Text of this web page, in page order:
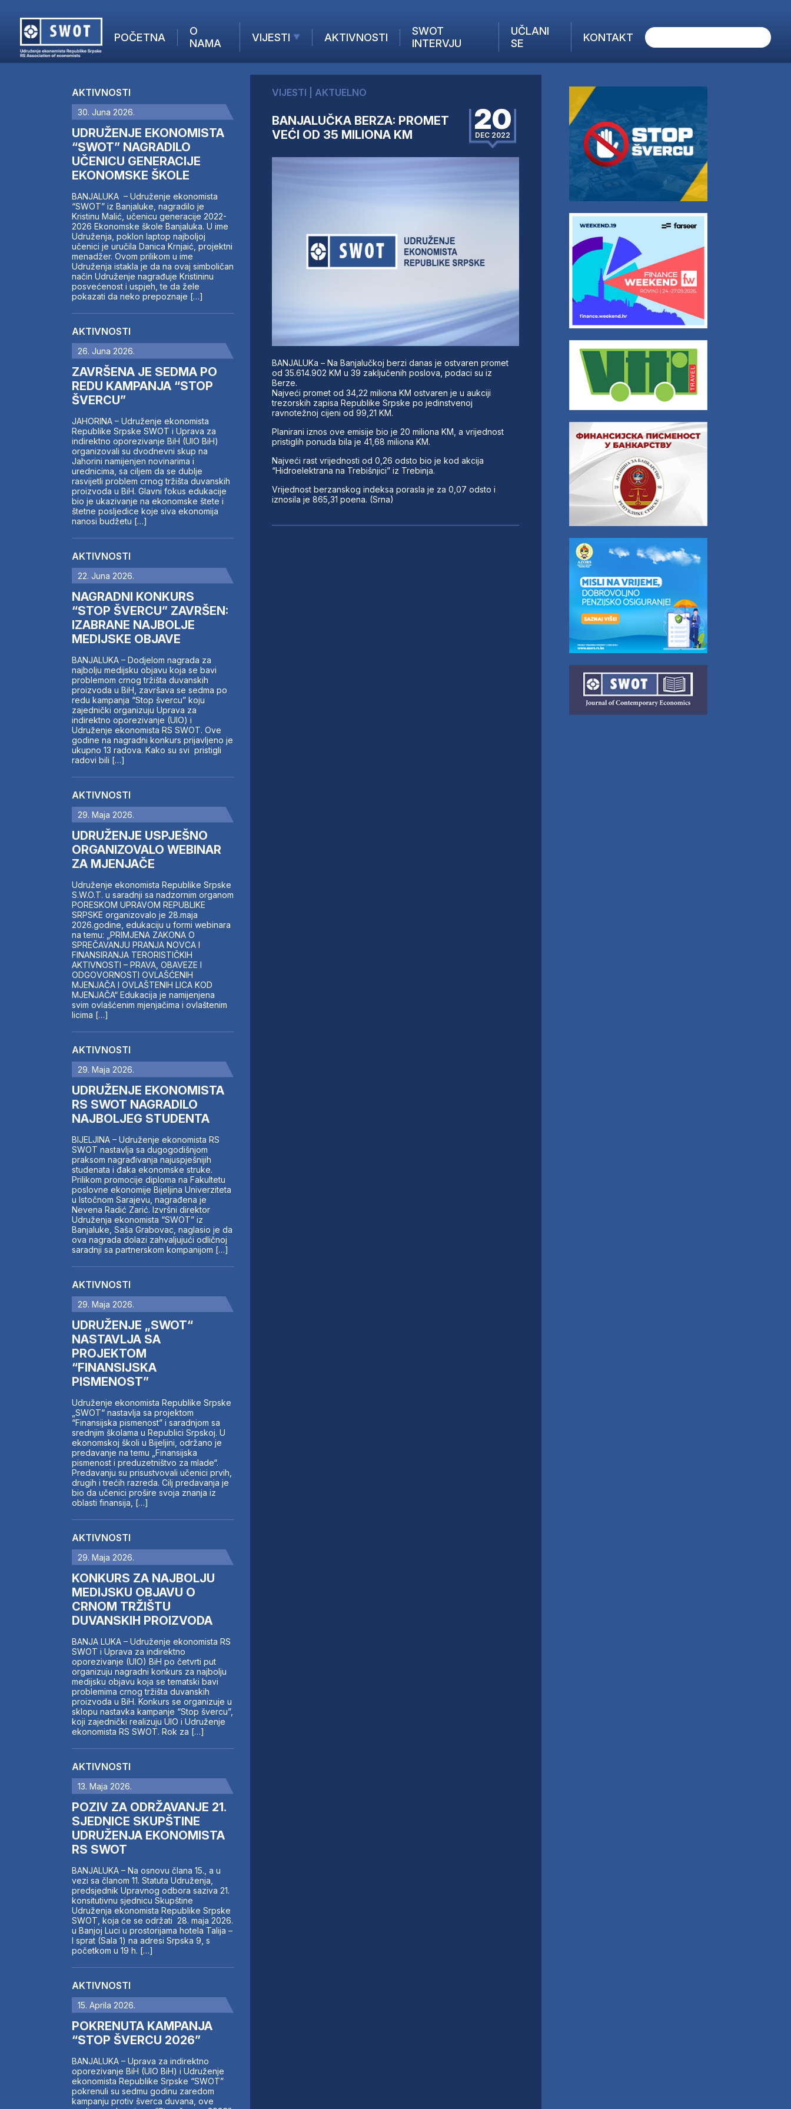
POČETNA
O
NAMA
VIJESTI
AKTUELNO
KOMPANIJE
FINANSIJE
IZ STRANIH MEDIJA
AKTIVNOSTI
SWOT
INTERVJU
UČLANI
SE
KONTAKT
AKTUELNO
ANALIZE
KOMPANIJE
FINANSIJE
IZ STRANIH MEDIJA
AKTIVNOSTI
SWOT INTERVJU
UČLANI SE
KONTAKT
AKTIVNOSTI
30. Juna 2026.
UDRUŽENJE EKONOMISTA
“SWOT” NAGRADILO
UČENICU GENERACIJE
EKONOMSKE ŠKOLE
BANJALUKA – Udruženje ekonomista
“SWOT” iz Banjaluke, nagradilo je
Kristinu Malić, učenicu generacije 2022-
2026 Ekonomske škole Banjaluka. U ime
Udruženja, poklon laptop najboljoj
učenici je uručila Danica Krnjaić, projektni
menadžer. Ovom prilikom u ime
Udruženja istakla je da na ovaj simboličan
način Udruženje nagrađuje Kristininu
posvećenost i uspjeh, te da žele
pokazati da neko prepoznaje […]
AKTIVNOSTI
26. Juna 2026.
ZAVRŠENA JE SEDMA PO
REDU KAMPANJA “STOP
ŠVERCU”
JAHORINA – Udruženje ekonomista
Republike Srpske SWOT i Uprava za
indirektno oporezivanje BiH (UIO BiH)
organizovali su dvodnevni skup na
Jahorini namijenjen novinarima i
urednicima, sa ciljem da se dublje
rasvijetli problem crnog tržišta duvanskih
proizvoda u BiH. Glavni fokus edukacije
bio je ukazivanje na ekonomske štete i
štetne posljedice koje siva ekonomija
nanosi budžetu […]
AKTIVNOSTI
22. Juna 2026.
NAGRADNI KONKURS
“STOP ŠVERCU” ZAVRŠEN:
IZABRANE NAJBOLJE
MEDIJSKE OBJAVE
BANJALUKA – Dodjelom nagrada za
najbolju medijsku objavu koja se bavi
problemom crnog tržišta duvanskih
proizvoda u BiH, završava se sedma po
redu kampanja “Stop švercu” koju
zajednički organizuju Uprava za
indirektno oporezivanje (UIO) i
Udruženje ekonomista RS SWOT. Ove
godine na nagradni konkurs prijavljeno je
ukupno 13 radova. Kako su svi pristigli
radovi bili […]
AKTIVNOSTI
29. Maja 2026.
UDRUŽENJE USPJEŠNO
ORGANIZOVALO WEBINAR
ZA MJENJAČE
Udruženje ekonomista Republike Srpske
S.W.O.T. u saradnji sa nadzornim organom
PORESKOM UPRAVOM REPUBLIKE
SRPSKE organizovalo je 28.maja
2026.godine, edukaciju u formi webinara
na temu: „PRIMJENA ZAKONA O
SPREČAVANJU PRANJA NOVCA I
FINANSIRANJA TERORISTIČKIH
AKTIVNOSTI – PRAVA, OBAVEZE I
ODGOVORNOSTI OVLAŠĆENIH
MJENJAČA I OVLAŠTENIH LICA KOD
MJENJAČA“ Edukacija je namijenjena
svim ovlašćenim mjenjačima i ovlaštenim
licima […]
AKTIVNOSTI
29. Maja 2026.
UDRUŽENJE EKONOMISTA
RS SWOT NAGRADILO
NAJBOLJEG STUDENTA
BIJELJINA – Udruženje ekonomista RS
SWOT nastavlja sa dugogodišnjom
praksom nagrađivanja najuspješnijih
studenata i đaka ekonomske struke.
Prilikom promocije diploma na Fakultetu
poslovne ekonomije Bijeljina Univerziteta
u Istočnom Sarajevu, nagrađena je
Nevena Radić Zarić. Izvršni direktor
Udruženja ekonomista “SWOT” iz
Banjaluke, Saša Grabovac, naglasio je da
ova nagrada dolazi zahvaljujući odličnoj
saradnji sa partnerskom kompanijom […]
AKTIVNOSTI
29. Maja 2026.
UDRUŽENJE „SWOT“
NASTAVLJA SA
PROJEKTOM
“FINANSIJSKA
PISMENOST”
Udruženje ekonomista Republike Srpske
„SWOT“ nastavlja sa projektom
“Finansijska pismenost” i saradnjom sa
srednjim školama u Republici Srpskoj. U
ekonomskoj školi u Bijeljini, održano je
predavanje na temu „Finansijska
pismenost i preduzetništvo za mlade“.
Predavanju su prisustvovali učenici prvih,
drugih i trećih razreda. Cilj predavanja je
bio da učenici prošire svoja znanja iz
oblasti finansija, […]
AKTIVNOSTI
29. Maja 2026.
KONKURS ZA NAJBOLJU
MEDIJSKU OBJAVU O
CRNOM TRŽIŠTU
DUVANSKIH PROIZVODA
BANJA LUKA – Udruženje ekonomista RS
SWOT i Uprava za indirektno
oporezivanje (UIO) BiH po četvrti put
organizuju nagradni konkurs za najbolju
medijsku objavu koja se tematski bavi
problemima crnog tržišta duvanskih
proizvoda u BiH. Konkurs se organizuje u
sklopu nastavka kampanje “Stop švercu”,
koji zajednički realizuju UIO i Udruženje
ekonomista RS SWOT. Rok za […]
AKTIVNOSTI
13. Maja 2026.
POZIV ZA ODRŽAVANJE 21.
SJEDNICE SKUPŠTINE
UDRUŽENJA EKONOMISTA
RS SWOT
BANJALUKA – Na osnovu člana 15., a u
vezi sa članom 11. Statuta Udruženja,
predsjednik Upravnog odbora saziva 21.
konsitutivnu sjednicu Skupštine
Udruženja ekonomista Republike Srpske
SWOT, koja će se održati 28. maja 2026.
u Banjoj Luci u prostorijama hotela Talija –
I sprat (Sala 1) na adresi Srpska 9, s
početkom u 19 h. […]
AKTIVNOSTI
15. Aprila 2026.
POKRENUTA KAMPANJA
“STOP ŠVERCU 2026”
BANJALUKA – Uprava za indirektno
oporezivanje BiH (UIO BiH) i Udruženje
ekonomista Republike Srpske “SWOT”
pokrenuli su sedmu godinu zaredom
kampanju protiv šverca duvana, ove
VIJESTI AKTUELNO
BANJALUČKA BERZA: PROMET
VEĆI OD 35 MILIONA KM
20
DEC 2022
BANJALUKa – Na Banjalučkoj berzi danas je ostvaren promet
od 35.614.902 KM u 39 zaključenih poslova, podaci su iz
Berze.
Najveći promet od 34,22 miliona KM ostvaren je u aukciji
trezorskih zapisa Republike Srpske po jedinstvenoj
ravnotežnoj cijeni od 99,21 KM.
Planirani iznos ove emisije bio je 20 miliona KM, a vrijednost
pristiglih ponuda bila je 41,68 miliona KM.
Najveći rast vrijednosti od 0,26 odsto bio je kod akcija
“Hidroelektrana na Trebišnjici” iz Trebinja.
Vrijednost berzanskog indeksa porasla je za 0,07 odsto i
iznosila je 865,31 poena. (Srna)